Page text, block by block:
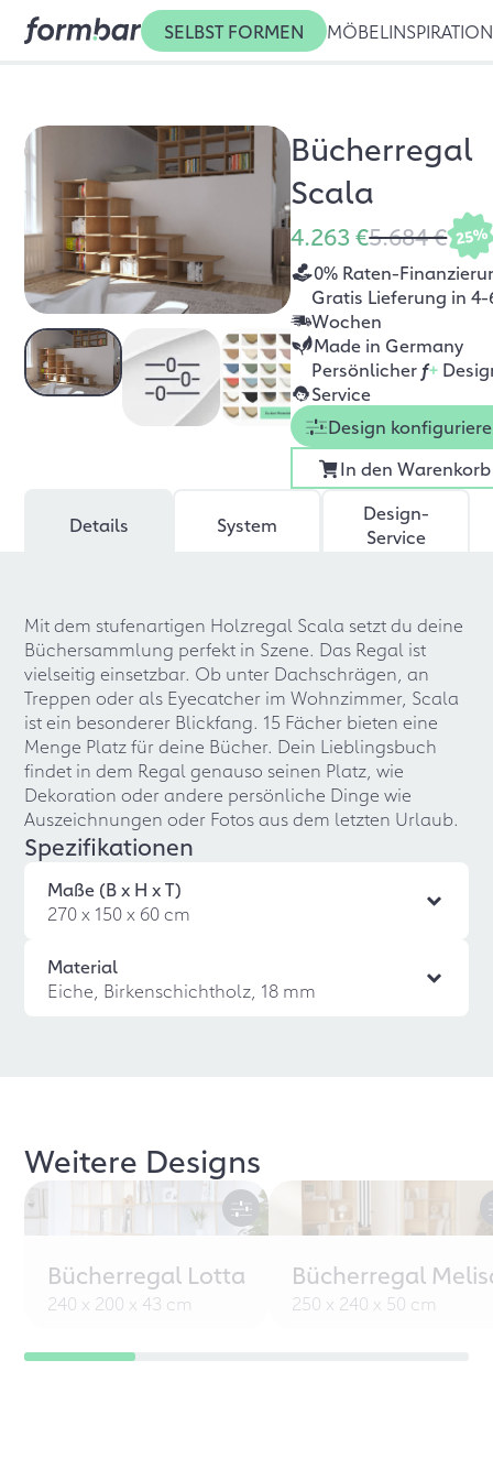
SELBST FORMEN MÖBEL INSPIRATION
Bücherregal
Scala
4.263 €5.684 € 25%
0% Raten-
Gratis Lieferung in 4-
Wochen
Made in Germany
Persönlicher f+
Service
Design
In den Warenkorb
Details System
Design-
Service
Mit dem stufenartigen Holzregal Scala setzt du deine
Büchersammlung perfekt in Szene. Das Regal ist
vielseitig einsetzbar. Ob unter Dachschrägen, an
Treppen oder als Eyecatcher im Wohnzimmer, Scala
ist ein besonderer Blickfang. 15 Fächer bieten eine
Menge Platz für deine Bücher. Dein Lieblingsbuch
findet in dem Regal genauso seinen Platz, wie
Dekoration oder andere persönliche Dinge wie
Auszeichnungen oder Fotos aus dem letzten Urlaub.
Spezifikationen
Maße (B x H x T)
270 x 150 x 60 cm
Material
Eiche, Birkenschichtholz, 18 mm
Weitere Designs
Bücherregal Lotta
240 x 200 x 43 cm
Bücherregal
250 x 240 x 50 cm